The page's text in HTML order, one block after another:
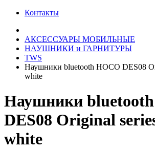
Контакты
АКСЕССУАРЫ МОБИЛЬНЫЕ
НАУШНИКИ и ГАРНИТУРЫ
TWS
Наушники bluetooth HOCO DES08
white
Наушники
DES08 Original
white